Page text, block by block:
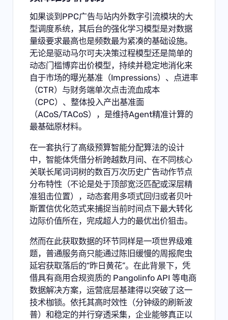
如果谈到PPC广告与站内外数字引流模块的大
型调度系统，其后台的强化学习模型是对数据
量级要求最高也是频数最为紧凑的基础设施。
无论是驱动马尔可夫决策过程模型还是简单的
动态门槛博弈出价模型，持续并稳定地消化来
自于市场的曝光基准（Impressions）、点进率
（CTR）与财务端单次点击流血成本
（CPC）、整体投入产出基准面
（ACoS/TACoS），是维持Agent精准计算的
最基础原材料。
在一套执行了高级预算智能分配算法的设计
中，智能体凭借分析跨越数月间、在不同核心
关联长尾词词树的数百万次历史广告动作节点
分布特性（不论是处于顶部宽泛匹配或深层精
准狙击位置），动态套用多项式回归或者贝叶
斯置信优化范式来捕捉当前时间点下最大转化
边际价值所在，完成超人力的最优出价狙击。
然而在此获取数据的环节同样是一项世界级难
题，普通服务商只能通过陈旧缓慢的周报爬虫
延宕获取落后的“昨日黄花”。在此背景下，凭
借具有商用合规资质的 Pangolinfo API 等电商
数据解决方案，运营底层基建得以突破了这一
技术枷锁。依托其高时效性（分钟级的刷新波
普）和稳定的并行穿透采集，企业能够真正以